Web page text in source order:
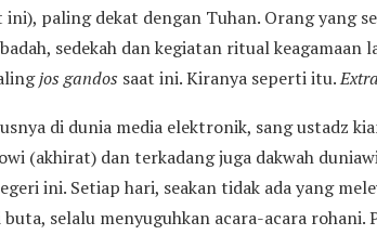
paling dekat dengan Tuhan. Orang yang
sedekah dan kegiatan ritual keagamaan
jos gandos saat ini. Kiranya seperti itu.
di dunia media elektronik, sang ustadz
(akhirat) dan terkadang juga dakwah
ini. Setiap hari, seakan tidak ada yang
selalu menyuguhkan acara-acara rohani.